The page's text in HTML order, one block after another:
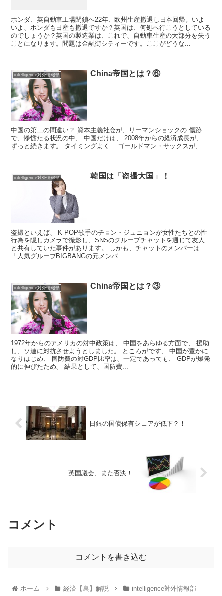
ホンダ、英自動車工場閉鎖へ22年、欧州生産撤退し日本回帰。いよ
いよ、ホンダも日産も撤退ですか？英国は、何処へ行こうとしている
のでしょうか？英国の製造業は、これで、自動車生産の大部分を失う
ことになります。問題は金融街シティーです。ここがどうな...
intelligence対外情報部 China帝国とは？⑥
中国の第二の間違い？ 資本主義社会が、リーマンショックの 傷跡
で、惨憺たる状況の中、 中国だけは、 2008年からの経済成長が、
ずっと続きます。 タイミングよく、 ゴールドマン・サックスが、 ...
intelligence対外情報部 韓国は「盗撮大国」！
盗撮といえば、 K-POP歌手のチョン・ジュニョンが女性たちとの性
行為を隠しカメラで撮影し、SNSのグループチャットを通じて友人
と共有していた事件があります。 しかも、チャットのメンバーは
「人気グループBIGBANGの元メンバ...
intelligence対外情報部 China帝国とは？③
1972年からのアメリカの対中政策は、 中国をあらゆる方面で、 援助
し、ソ連に対抗させようとしました。 ところがです、 中国が豊かに
なりはじめ、 国防費の対GDP比率は、一定であっても、 GDPが爆発
的に伸びたため、 結果として、国防費...
日銀の国債保有シェアが低下？！
英国議会、また否決！
コメント
コメントを書き込む
ホーム 経済【裏】解説 intelligence対外情報部